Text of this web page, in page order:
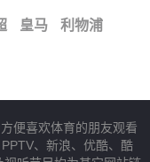
皇马 利物浦
便喜欢体育的朋友观看
、新浪、优酷、酷